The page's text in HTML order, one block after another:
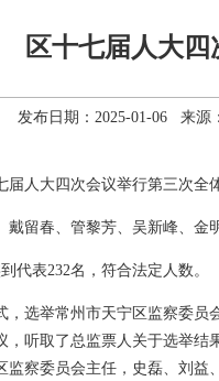
区十七届人大
发布日期：2025-01-06 来源
届人大四次会议举行第三次全
戴留春、管黎芳、吴新峰、
代表232名，符合法定人数。
，选举常州市天宁区监察委
，听取了总监票人关于选举
监察委员会主任，史磊、刘